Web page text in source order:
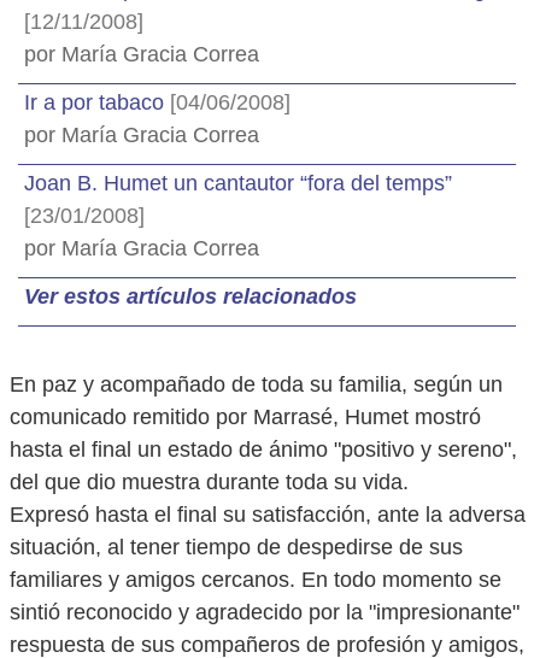
[12/11/2008]
por María Gracia Correa
Ir a por tabaco [04/06/2008]
por María Gracia Correa
Joan B. Humet un cantautor “fora del temps”
[23/01/2008]
por María Gracia Correa
Ver estos artículos relacionados
En paz y acompañado de toda su familia, según un
comunicado remitido por Marrasé, Humet mostró
hasta el final un estado de ánimo "positivo y sereno",
del que dio muestra durante toda su vida.
Expresó hasta el final su satisfacción, ante la adversa
situación, al tener tiempo de despedirse de sus
familiares y amigos cercanos. En todo momento se
sintió reconocido y agradecido por la "impresionante"
respuesta de sus compañeros de profesión y amigos,